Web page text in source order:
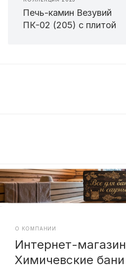
Печь-камин Везувий
ПК-02 (205) с плитой
О КОМПАНИИ
Интернет-магазин
Химичевские бани